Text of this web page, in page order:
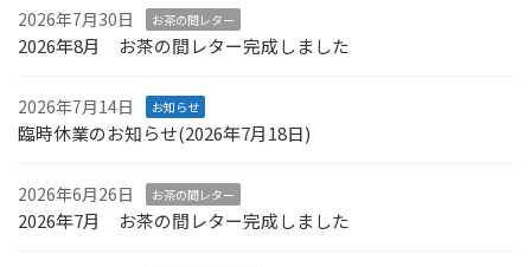
2026年7月30日 お茶の間レター
2026年8月 お茶の間レター完成しました
2026年7月14日 お知らせ
臨時休業のお知らせ(2026年7月18日)
2026年6月26日 お茶の間レター
2026年7月 お茶の間レター完成しました